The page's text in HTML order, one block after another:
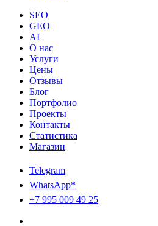
SEO
GEO
AI
О нас
Услуги
Цены
Отзывы
Блог
Портфолио
Проекты
Контакты
Статистика
Магазин
Telegram
WhatsApp*
+7 995 009 49 25